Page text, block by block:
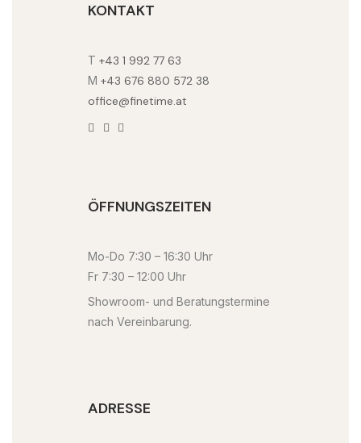
KONTAKT
T +43 1 992 77 63
M +43 676 880 572 38
office@finetime.at
ÖFFNUNGSZEITEN
Mo-Do 7:30 – 16:30 Uhr
Fr 7:30 – 12:00 Uhr
Showroom- und Beratungstermine
nach Vereinbarung.
ADRESSE